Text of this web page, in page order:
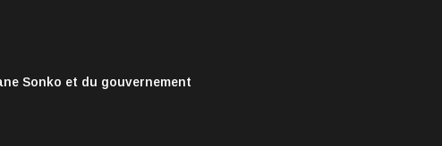
Sonko et du gouvernement